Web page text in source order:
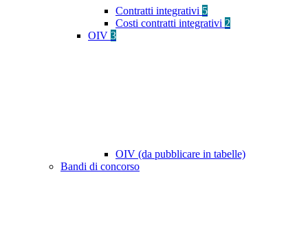
Contratti integrativi 5
Costi contratti integrativi 2
OIV 3
OIV (da pubblicare in tabelle)
Bandi di concorso